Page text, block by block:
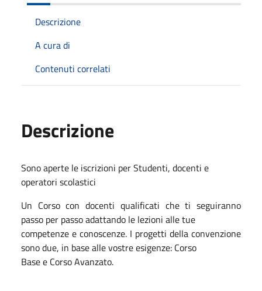
Descrizione
A cura di
Contenuti correlati
Descrizione
Sono aperte le iscrizioni per Studenti, docenti e
operatori scolastici
Un Corso con docenti qualificati che ti seguiranno
passo per passo adattando le lezioni alle tue
competenze e conoscenze. I progetti della convenzione
sono due, in base alle vostre esigenze: Corso
Base e Corso Avanzato.